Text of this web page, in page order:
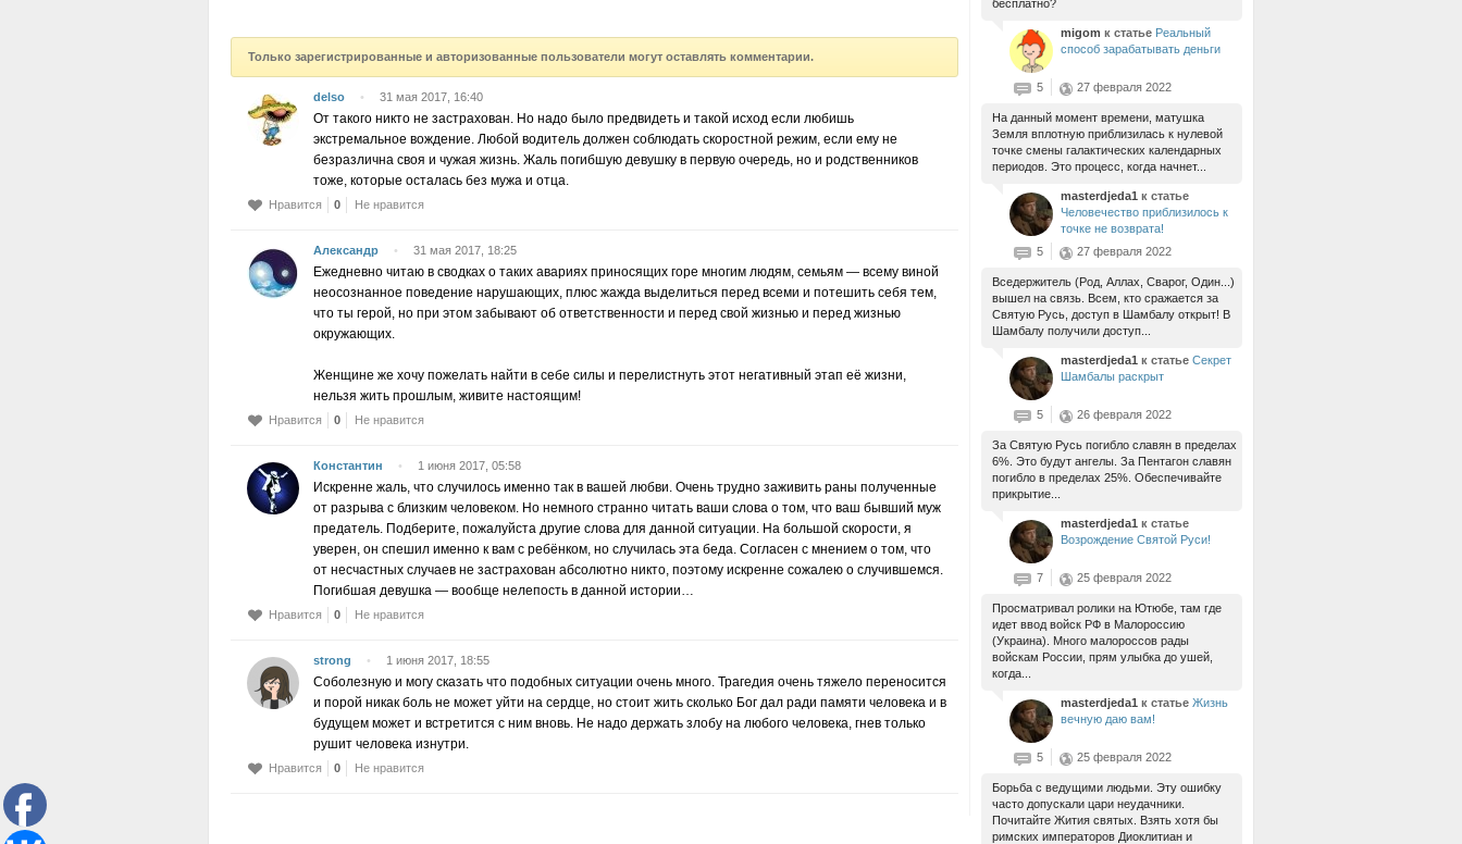
Только зарегистрированные и авторизованные пользователи могут оставлять комментарии.
delso • 31 мая 2017, 16:40
От такого никто не застрахован. Но надо было предвидеть и такой исход если любишь
экстремальное вождение. Любой водитель должен соблюдать скоростной режим, если ему не
безразлична своя и чужая жизнь. Жаль погибшую девушку в первую очередь, но и родственников
тоже, которые осталась без мужа и отца.
Нравится 0 Не нравится
Александр • 31 мая 2017, 18:25
Ежедневно читаю в сводках о таких авариях приносящих горе многим людям, семьям — всему виной
неосознанное поведение нарушающих, плюс жажда выделиться перед всеми и потешить себя тем,
что ты герой, но при этом забывают об ответственности и перед свой жизнью и перед жизнью
окружающих.
Женщине же хочу пожелать найти в себе силы и перелистнуть этот негативный этап её жизни,
нельзя жить прошлым, живите настоящим!
Нравится 0 Не нравится
Константин • 1 июня 2017, 05:58
Искренне жаль, что случилось именно так в вашей любви. Очень трудно заживить раны полученные
от разрыва с близким человеком. Но немного странно читать ваши слова о том, что ваш бывший муж
предатель. Подберите, пожалуйста другие слова для данной ситуации. На большой скорости, я
уверен, он спешил именно к вам с ребёнком, но случилась эта беда. Согласен с мнением о том, что
от несчастных случаев не застрахован абсолютно никто, поэтому искренне сожалею о случившемся.
Погибшая девушка — вообще нелепость в данной истории…
Нравится 0 Не нравится
strong • 1 июня 2017, 18:55
Соболезную и могу сказать что подобных ситуации очень много. Трагедия очень тяжело переносится
и порой никак боль не может уйти на сердце, но стоит жить сколько Бог дал ради памяти человека и в
будущем может и встретится с ним вновь. Не надо держать злобу на любого человека, гнев только
рушит человека изнутри.
Нравится 0 Не нравится
бесплатно?
migom к статье Реальный
способ зарабатывать деньги
5 27 февраля 2022
На данный момент времени, матушка
Земля вплотную приблизилась к нулевой
точке смены галактических календарных
периодов. Это процесс, когда начнет...
masterdjeda1 к статье
Человечество приблизилось к
точке не возврата!
5
27 февраля 2022
Вседержитель (Род, Аллах, Сварог, Один...)
вышел на связь. Всем, кто сражается за
Святую Русь, доступ в Шамбалу открыт! В
Шамбалу получили доступ...
masterdjeda1 к статье Секрет
Шамбалы раскрыт
5 26 февраля 2022
За Святую Русь погибло славян в пределах
6%. Это будут ангелы. За Пентагон славян
погибло в пределах 25%. Обеспечивайте
прикрытие...
masterdjeda1 к статье
Возрождение Святой Руси!
7 25 февраля 2022
Просматривал ролики на Ютюбе, там где
идет ввод войск РФ в Малороссию
(Украина). Много малороссов рады
войскам России, прям улыбка до ушей,
когда...
masterdjeda1 к статье Жизнь
вечную даю вам!
5 25 февраля 2022
Борьба с ведущими людьми. Эту ошибку
часто допускали цари неудачники.
Почитайте Жития святых. Взять хотя бы
римских императоров Диоклитиан и